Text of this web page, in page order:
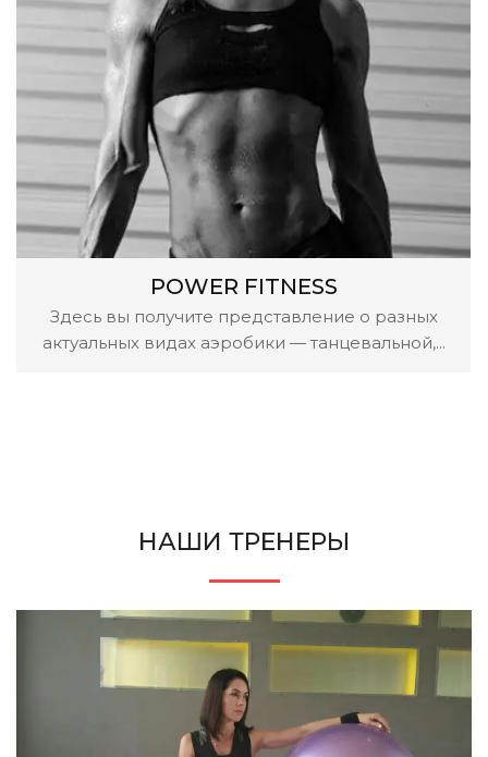
POWER FITNESS
Здесь вы получите представление о разных
актуальных видах аэробики — танцевальной,...
НАШИ ТРЕНЕРЫ